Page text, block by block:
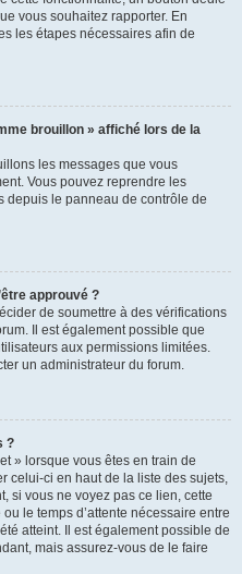
vous souhaitez rapporter. En
les étapes nécessaires afin de
brouillon » affiché lors de la
les messages que vous
Vous pouvez reprendre les
depuis le panneau de contrôle de
approuvé ?
de soumettre à des vérifications
Il est également possible que
aux permissions limitées.
un administrateur du forum.
?
» lorsque vous êtes en train de
celui-ci en haut de la liste des sujets,
si vous ne voyez pas ce lien, cette
le temps d’attente nécessaire entre
atteint. Il est également possible de
mais assurez-vous de le faire